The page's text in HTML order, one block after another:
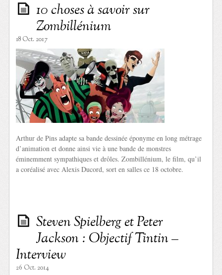
10 choses à savoir sur
Zombillénium
18 Oct. 2017
Arthur de Pins adapte sa bande dessinée éponyme en long métrage
d’animation et donne ainsi vie à une bande de monstres
éminemment sympathiques et drôles. Zombillénium, le film, qu’il
a coréalisé avec Alexis Ducord, sort en salles ce 18 octobre.
Steven Spielberg et Peter
Jackson : Objectif Tintin –
Interview
26 Oct. 2014